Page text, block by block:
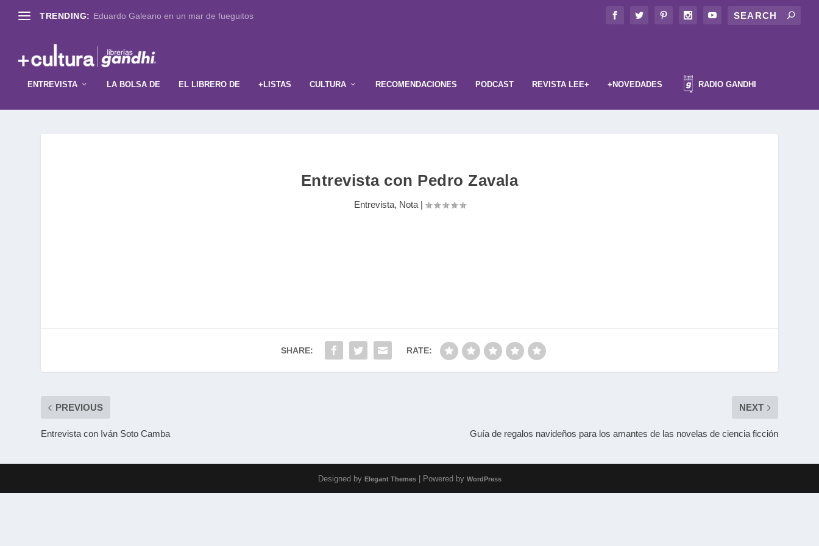
TRENDING: Eduardo Galeano en un mar de fueguitos
ENTREVISTA LA BOLSA DE EL LIBRERO DE +LISTAS CULTURA RECOMENDACIONES PODCAST REVISTA LEE+ +NOVEDADES RADIO GANDHI
Entrevista con Pedro Zavala
Entrevista, Nota|
SHARE: RATE:
PREVIOUS
Entrevista con Iván Soto Camba
NEXT
Guía de regalos navideños para los amantes de las novelas de ciencia ficción
Designed by Elegant Themes| Powered by WordPress